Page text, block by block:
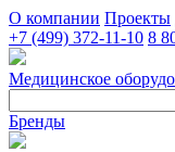
О компании Проекты
+7 (499) 372-11-10 8
Медицинское
Бренды